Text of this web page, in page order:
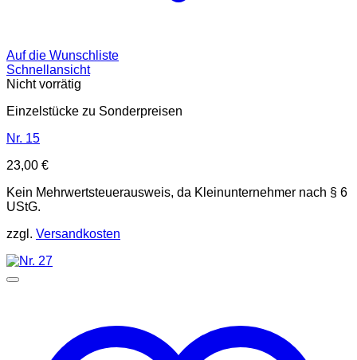
Auf die Wunschliste
Schnellansicht
Nicht vorrätig
Einzelstücke zu Sonderpreisen
Nr. 15
23,00 €
Kein Mehrwertsteuerausweis, da Kleinunternehmer nach § 6
UStG.
zzgl. Versandkosten